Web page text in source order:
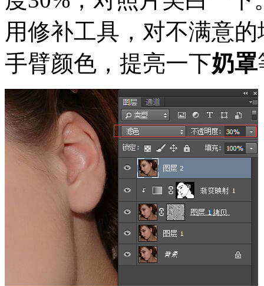
用修补工具，对不满意
手臂颜色，提亮一下奶罩